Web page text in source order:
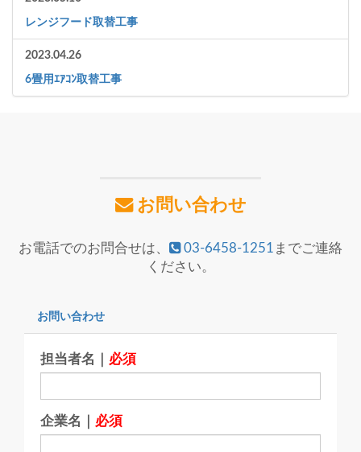
レンジフード取替工事
2023.04.26
6畳用ｴｱｺﾝ取替工事
お問い合わせ
お電話でのお問合せは、 03-6458-1251 までご連絡
ください。
お問い合わせ
担当者名｜ 必須
企業名｜ 必須